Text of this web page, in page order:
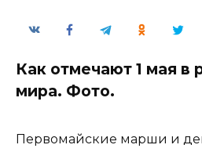
Как отмечают 1 мая в
мира. Фото.
Первомайские марши и